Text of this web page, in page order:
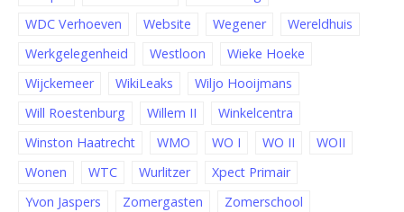
WDC Verhoeven
Website Wegener
Wereldhuis
Werkgelegenheid
Westloon
Wieke Hoeke
Wijckemeer
WikiLeaks
Wiljo Hooijmans
Will Roestenburg
Willem II
Winkelcentra
Winston Haatrecht
WMO WO I WO II
WOII
Wonen
WTC Wurlitzer
Xpect Primair
Yvon Jaspers
Zomergasten
Zomerschool